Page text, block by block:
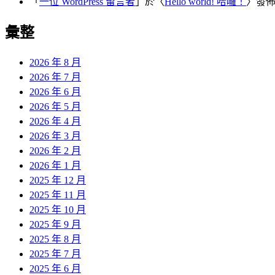
彙整
2026 年 8 月
2026 年 7 月
2026 年 6 月
2026 年 5 月
2026 年 4 月
2026 年 3 月
2026 年 2 月
2026 年 1 月
2025 年 12 月
2025 年 11 月
2025 年 10 月
2025 年 9 月
2025 年 8 月
2025 年 7 月
2025 年 6 月